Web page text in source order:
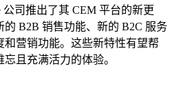
公司推出了其 CEM 平台的新更
B2B 销售功能、新的 B2C 服务
和营销功能。这些新特性有望帮
且充满活力的体验。